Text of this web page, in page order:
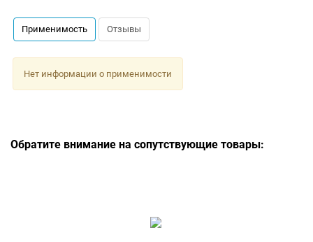
Применимость Отзывы
Нет информации о применимости
Обратите внимание на сопутствующие товары: